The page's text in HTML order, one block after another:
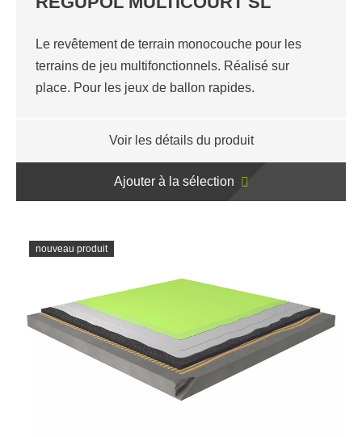
Le revêtement de terrain monocouche pour les
terrains de jeu multifonctionnels. Réalisé sur
place. Pour les jeux de ballon rapides.
Voir les détails du produit
Ajouter à la sélection
nouveau produit